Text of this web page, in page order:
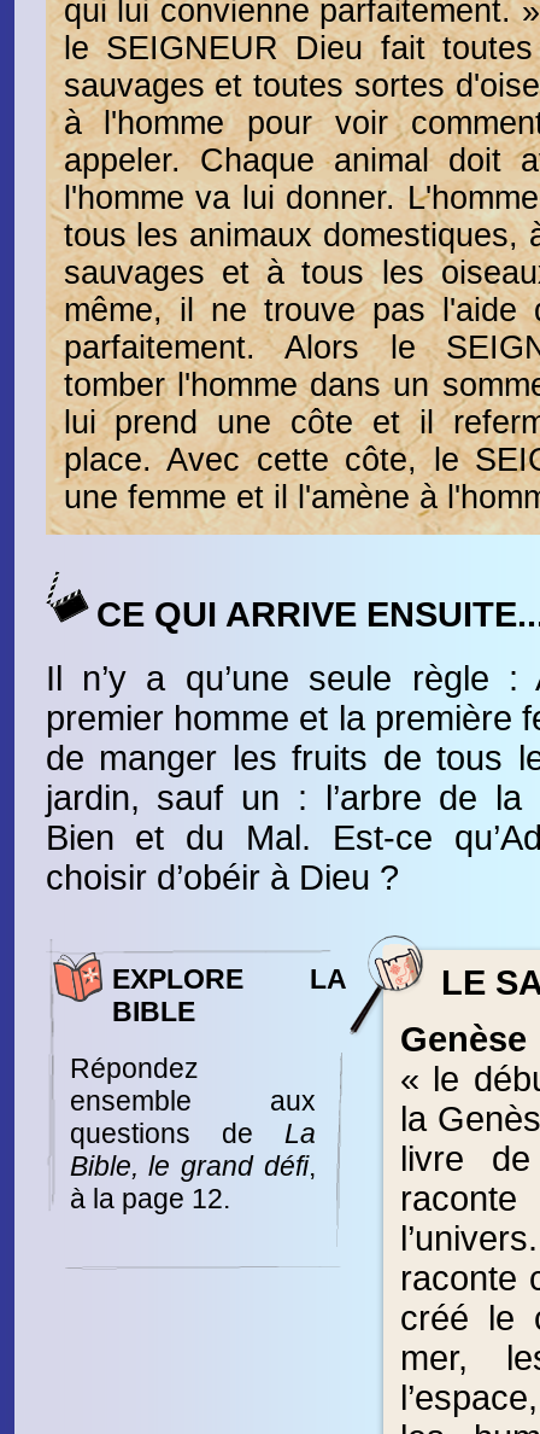
qui lui convienne parfaitement.
le SEIGNEUR Dieu fait
sauvages et toutes sortes
à l'homme pour voir
appeler. Chaque animal doit
l'homme va lui donner.
tous les animaux domestiques,
sauvages et à tous les
même, il ne trouve pas l'aide
parfaitement. Alors le
tomber l'homme dans un
lui prend une côte et il
place. Avec cette côte, le
une femme et il l'amène à
CE QUI ARRIVE
Il n’y a qu’une seule règle
premier homme et la première
de manger les fruits de tous
jardin, sauf un : l’arbre de la
Bien et du Mal. Est-ce
choisir d’obéir à Dieu ?
EXPLORE LA
BIBLE
Répondez
ensemble aux
questions de La
Bible, le grand défi,
à la page 12.
LE
Genèse
« le
la
livre
raconte
créé le
mer,